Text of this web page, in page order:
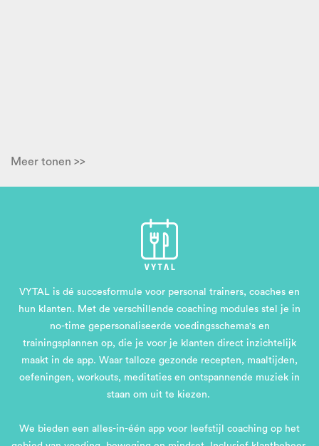
Meer tonen >>
VYTAL is dé succesformule voor personal trainers, coaches en
hun klanten. Met de verschillende coaching modules stel je in
no-time gepersonaliseerde voedingsschema's en
trainingsplannen op, die je voor je klanten direct inzichtelijk
maakt in de app. Waar talloze gezonde recepten, maaltijden,
oefeningen, workouts, meditaties en ontspannende muziek in
staan om uit te kiezen.
We bieden een alles-in-één app voor leefstijl coaching op het